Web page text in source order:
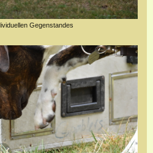
Gegenstandes